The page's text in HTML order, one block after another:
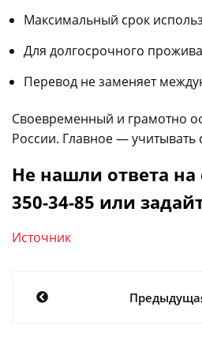
Максимальный срок
Для долгосрочного
Перевод не заменяет
Своевременный и грамотно
России. Главное — учитывать
Не нашли ответа на
350-34-85 или
Источник
Навигация